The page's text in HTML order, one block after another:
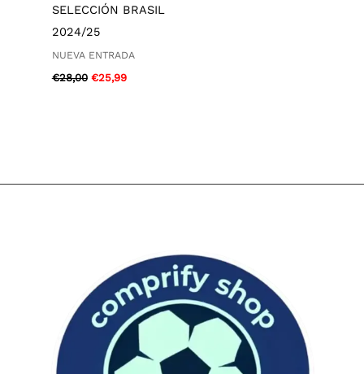
SELECCIÓN BRASIL
2024/25
NUEVA ENTRADA
€28,00 €25,99